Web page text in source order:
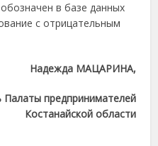
в базе данных
с отрицательным
Надежда МАЦАРИНА,
Палаты предпринимателей
Костанайской области